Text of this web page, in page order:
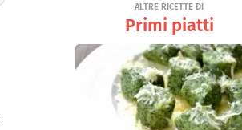
ALTRE RICETTE DI
Primi piatti